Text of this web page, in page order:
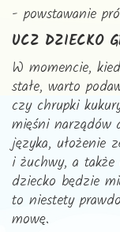
- powstawanie
UCZ DZIECKO
W momencie,
stałe, warto
czy chrupki
mięśni narządów
języka, ułożenie
i żuchwy, a także
dziecko będzie
to niestety
mowę.